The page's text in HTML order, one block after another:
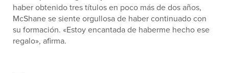
haber obtenido tres títulos en poco más de dos años,
McShane se siente orgullosa de haber continuado con
su formación. «Estoy encantada de haberme hecho ese
regalo», afirma.